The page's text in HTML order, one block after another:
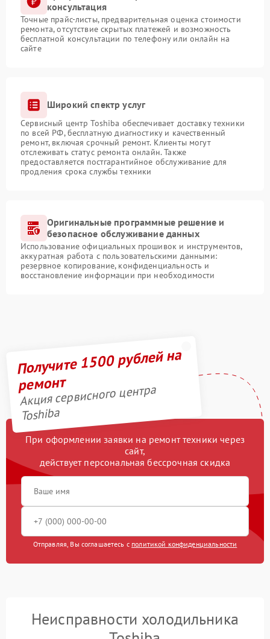
консультация
Точные прайс-листы, предварительная оценка стоимости
ремонта, отсутствие скрытых платежей и возможность
бесплатной консультации по телефону или онлайн на
сайте
Широкий спектр услуг
Сервисный центр Toshiba обеспечивает доставку техники
по всей РФ, бесплатную диагностику и качественный
ремонт, включая срочный ремонт. Клиенты могут
отслеживать статус ремонта онлайн. Также
предоставляется постгарантийное обслуживание для
продления срока службы техники
Оригинальные программные решение и
безопасное обслуживание данных
Использование официальных прошивок и инструментов,
аккуратная работа с пользовательскими данными:
резервное копирование, конфиденциальность и
восстановление информации при необходимости
Получите 1500 рублей на
ремонт
Акция сервисного центра
Toshiba
При оформлении заявки на ремонт техники через
сайт,
действует персональная бессрочная скидка
Отправляя, Вы соглашаетесь с политикой конфиденциальности
Неисправности холодильника